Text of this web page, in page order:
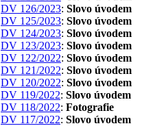
DV 126/2023: Slovo úvodem
DV 125/2023: Slovo úvodem
DV 124/2023: Slovo úvodem
DV 123/2023: Slovo úvodem
DV 122/2022: Slovo úvodem
DV 121/2022: Slovo úvodem
DV 120/2022: Slovo úvodem
DV 119/2022: Slovo úvodem
DV 118/2022: Fotografie
DV 117/2022: Slovo úvodem